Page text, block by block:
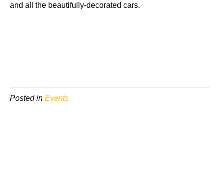
and all the beautifully-decorated cars.
Posted in Events